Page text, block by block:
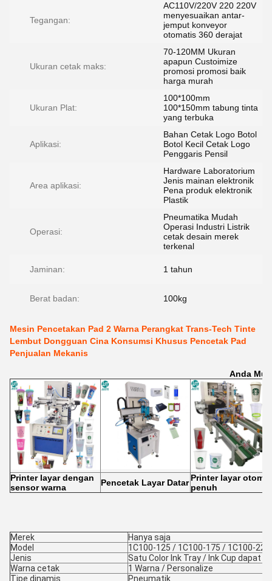
Tegangan:
AC110V/220V 220 220V
menyesuaikan antar-
jemput konveyor
otomatis 360 derajat
Ukuran cetak maks:
70-120MM Ukuran
apapun Custoimize
promosi promosi baik
harga murah
Ukuran Plat:
100*100mm
100*150mm tabung tinta
yang terbuka
Aplikasi:
Bahan Cetak Logo Botol
Botol Kecil Cetak Logo
Penggaris Pensil
Area aplikasi:
Hardware Laboratorium
Jenis mainan elektronik
Pena produk elektronik
Plastik
Operasi:
Pneumatika Mudah
Operasi Industri Listrik
cetak desain merek
terkenal
Jaminan: 1 tahun
Berat badan: 100kg
Mesin Pencetakan Pad 2 Warna Perangkat Trans-Tech Tinte
Lembut Dongguan Cina Konsumsi Khusus Pencetak Pad
Penjualan Mekanis
Anda
Printer layar dengan
sensor warna
Pencetak Layar Datar Printer layar
penuh
Merek
Hanya saja
Model
1C100-125 / 1C100-175 / 1C100-225
Jenis
Satu Color Ink Tray / Ink Cup dapat
Warna cetak
1 Warna / Personalize
Tipe dinamis
Pneumatik